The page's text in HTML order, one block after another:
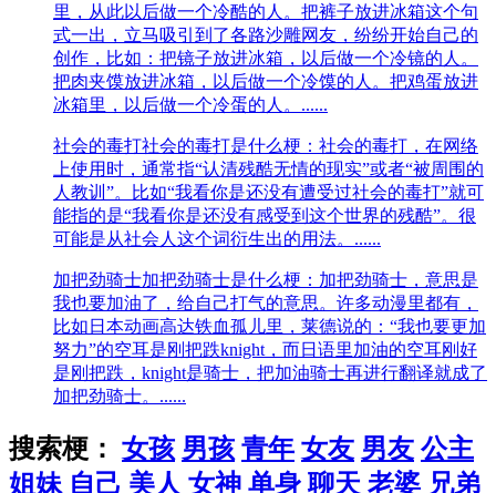
里，从此以后做一个冷酷的人。把裤子放进冰箱这个句
式一出，立马吸引到了各路沙雕网友，纷纷开始自己的
创作，比如：把镜子放进冰箱，以后做一个冷镜的人。
把肉夹馍放进冰箱，以后做一个冷馍的人。把鸡蛋放进
冰箱里，以后做一个冷蛋的人。......
社会的毒打社会的毒打是什么梗：社会的毒打，在网络
上使用时，通常指“认清残酷无情的现实”或者“被周围的
人教训”。比如“我看你是还没有遭受过社会的毒打”就可
能指的是“我看你是还没有感受到这个世界的残酷”。很
可能是从社会人这个词衍生出的用法。......
加把劲骑士加把劲骑士是什么梗：加把劲骑士，意思是
我也要加油了，给自己打气的意思。许多动漫里都有，
比如日本动画高达铁血孤儿里，莱德说的：“我也要更加
努力”的空耳是刚把跌knight，而日语里加油的空耳刚好
是刚把跌，knight是骑士，把加油骑士再进行翻译就成了
加把劲骑士。......
搜索梗： 女孩 男孩 青年 女友 男友 公主
姐妹 自己 美人 女神 单身 聊天 老婆 兄弟